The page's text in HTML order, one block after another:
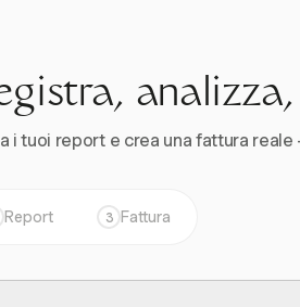
analizza,
i tuoi report e crea una fattura
Report 3 Fattura